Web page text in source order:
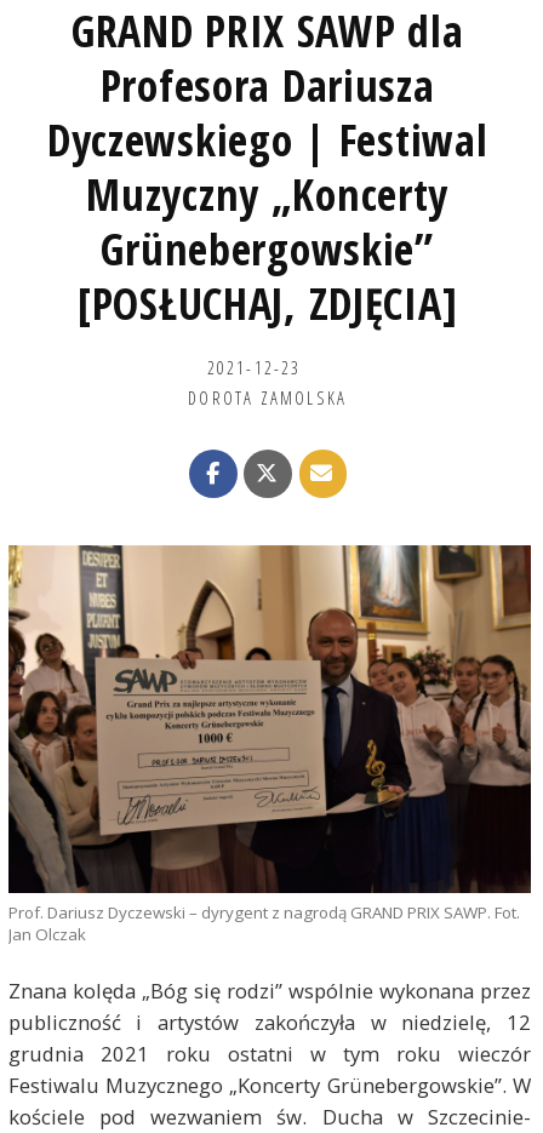
GRAND PRIX SAWP dla
Profesora Dariusza
Dyczewskiego | Festiwal
Muzyczny „Koncerty
Grünebergowskie”
[POSŁUCHAJ, ZDJĘCIA]
2021-12-23
DOROTA ZAMOLSKA
Prof. Dariusz Dyczewski – dyrygent z nagrodą GRAND PRIX SAWP. Fot.
Jan Olczak
Znana kolęda „Bóg się rodzi” wspólnie wykonana przez
publiczność i artystów zakończyła w niedzielę, 12
grudnia 2021 roku ostatni w tym roku wieczór
Festiwalu Muzycznego „Koncerty Grünebergowskie”. W
kościele pod wezwaniem św. Ducha w Szczecinie-